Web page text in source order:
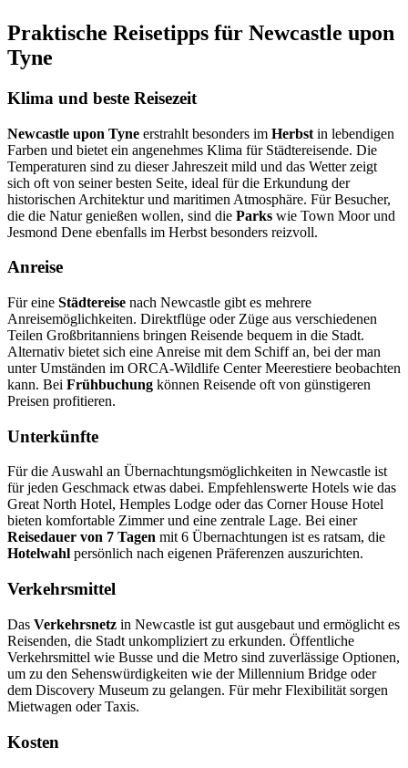
Praktische Reisetipps für Newcastle upon
Tyne
Klima und beste Reisezeit
Newcastle upon Tyne erstrahlt besonders im Herbst in lebendigen
Farben und bietet ein angenehmes Klima für Städtereisende. Die
Temperaturen sind zu dieser Jahreszeit mild und das Wetter zeigt
sich oft von seiner besten Seite, ideal für die Erkundung der
historischen Architektur und maritimen Atmosphäre. Für Besucher,
die die Natur genießen wollen, sind die Parks wie Town Moor und
Jesmond Dene ebenfalls im Herbst besonders reizvoll.
Anreise
Für eine Städtereise nach Newcastle gibt es mehrere
Anreisemöglichkeiten. Direktflüge oder Züge aus verschiedenen
Teilen Großbritanniens bringen Reisende bequem in die Stadt.
Alternativ bietet sich eine Anreise mit dem Schiff an, bei der man
unter Umständen im ORCA-Wildlife Center Meerestiere beobachten
kann. Bei Frühbuchung können Reisende oft von günstigeren
Preisen profitieren.
Unterkünfte
Für die Auswahl an Übernachtungsmöglichkeiten in Newcastle ist
für jeden Geschmack etwas dabei. Empfehlenswerte Hotels wie das
Great North Hotel, Hemples Lodge oder das Corner House Hotel
bieten komfortable Zimmer und eine zentrale Lage. Bei einer
Reisedauer von 7 Tagen mit 6 Übernachtungen ist es ratsam, die
Hotelwahl persönlich nach eigenen Präferenzen auszurichten.
Verkehrsmittel
Das Verkehrsnetz in Newcastle ist gut ausgebaut und ermöglicht es
Reisenden, die Stadt unkompliziert zu erkunden. Öffentliche
Verkehrsmittel wie Busse und die Metro sind zuverlässige Optionen,
um zu den Sehenswürdigkeiten wie der Millennium Bridge oder
dem Discovery Museum zu gelangen. Für mehr Flexibilität sorgen
Mietwagen oder Taxis.
Kosten